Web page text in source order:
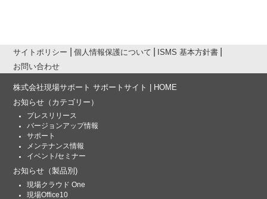
サイトポリシー 個人情報保護について
ISMS 基本方針書
お問い合わせ
株式会社現場サポート サポートサイト | HOME
お知らせ （カテゴリー）
プレスリリース
バージョンアップ情報
サポート
メンテナンス情報
イベント/セミナー
お知らせ （製品別)
現場クラウド One
現場Office10